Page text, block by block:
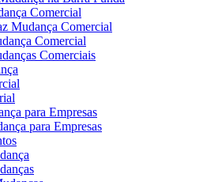
Comercial
Mudança Comercial
Comercial
Comerciais
para Empresas
para Empresas